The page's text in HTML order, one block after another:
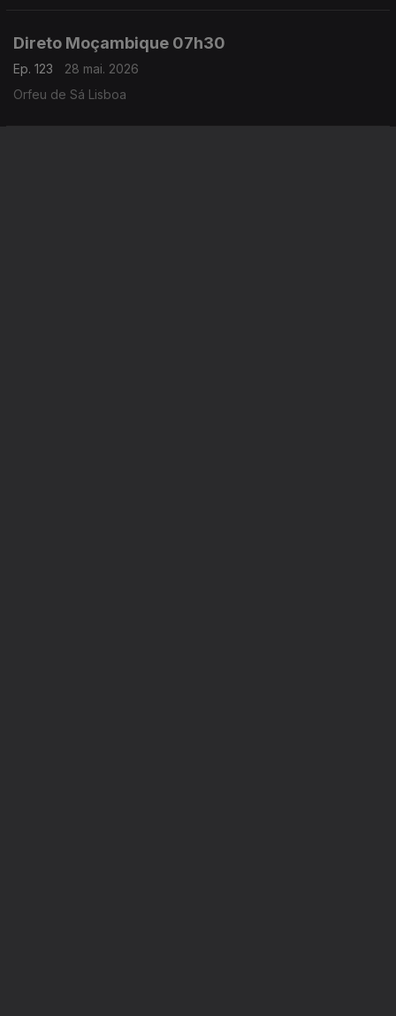
Direto Moçambique 07h30
Ep. 123
28 mai. 2026
Orfeu de Sá Lisboa